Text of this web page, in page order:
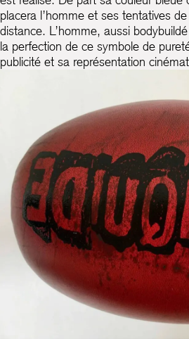
placera l’homme et ses tentatives
distance. L’homme, aussi
la perfection de ce symbole de
publicité et sa représentation